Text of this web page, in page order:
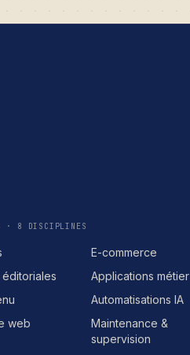
· 8 DISCIPLINES
E-commerce
Applications métier
Automatisations IA
web
Maintenance &
supervision